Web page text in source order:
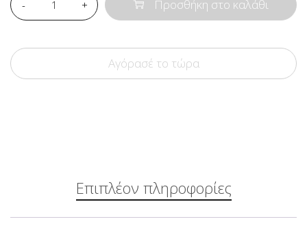
Προσθήκη στο καλάθι
Αγόρασέ το τώρα
Επιπλέον πληροφορίες